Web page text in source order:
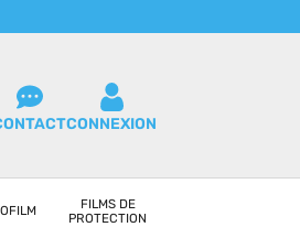
CONNEXION
FILMS DE
PROTECTION